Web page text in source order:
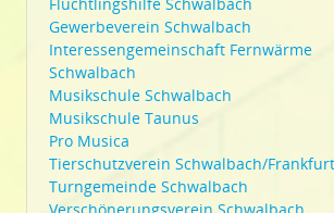
Gewerbeverein Schwalbach
Interessengemeinschaft Fernwärme
Schwalbach
Musikschule Schwalbach
Musikschule Taunus
Pro Musica
Tierschutzverein Schwalbach/
Turngemeinde Schwalbach
Verschönerungsverein Schwalbach